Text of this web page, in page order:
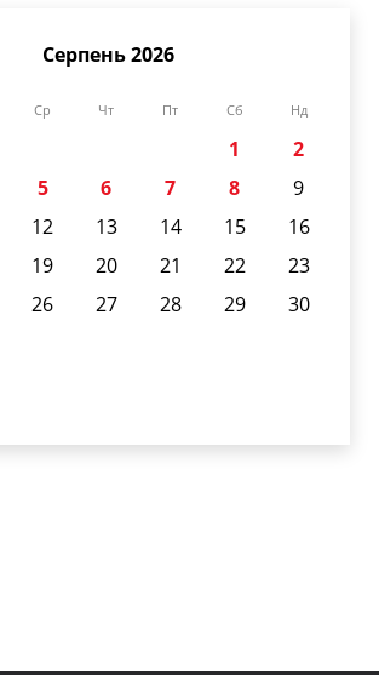
Серпень 2026
Ср Чт Пт Сб Нд
1
2
5 6 7 8
9
12 13 14 15
16
19 20 21 22
23
26 27 28 29
30